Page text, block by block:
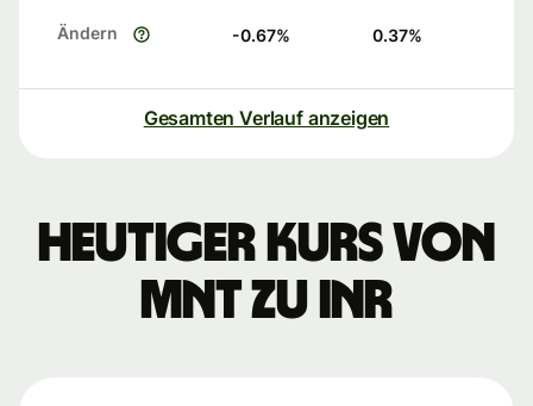
Ändern -0.67% 0.37%
Gesamten Verlauf anzeigen
Heutiger Kurs von
MNT zu INR